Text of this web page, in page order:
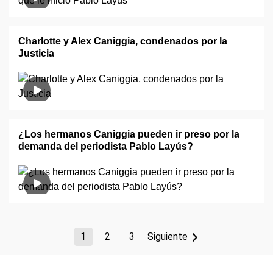
Charlotte y Alex Caniggia, condenados por la
Justicia
¿Los hermanos Caniggia pueden ir preso por la
demanda del periodista Pablo Layús?
1 2 3 Siguiente